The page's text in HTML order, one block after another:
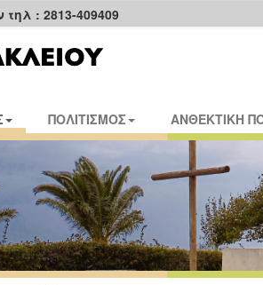
: 2813-409409
ΠΟΛΙΤΙΣΜΟΣ ΑΝΘΕΚΤΙΚΗ